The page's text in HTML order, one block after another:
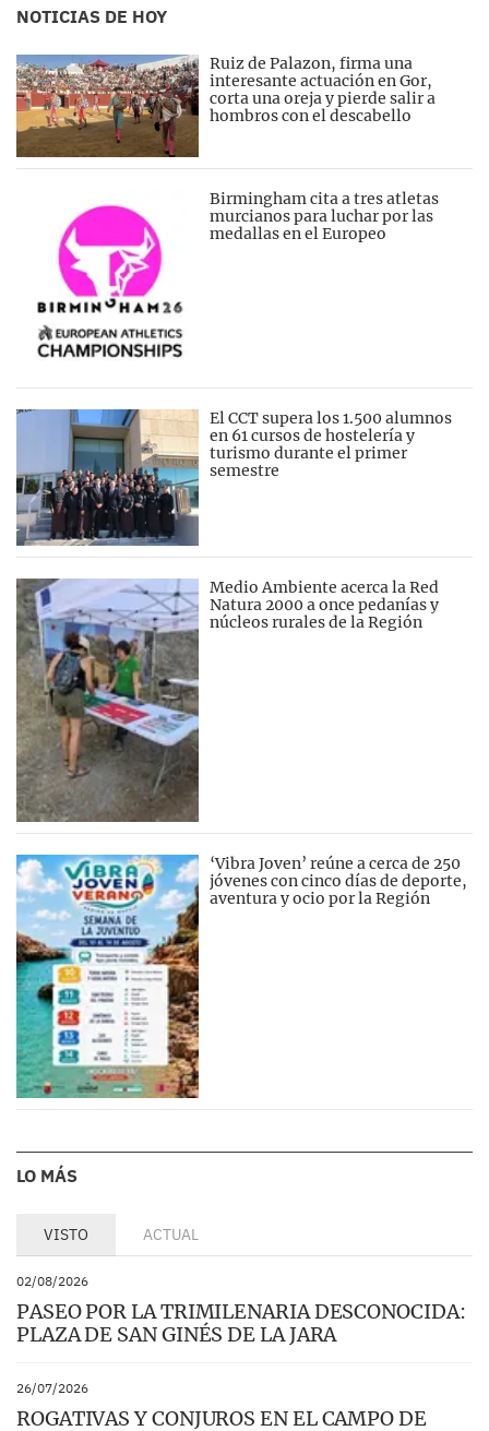
NOTICIAS DE HOY
Ruiz de Palazon, firma una
interesante actuación en Gor,
corta una oreja y pierde salir a
hombros con el descabello
Birmingham cita a tres atletas
murcianos para luchar por las
medallas en el Europeo
El CCT supera los 1.500 alumnos
en 61 cursos de hostelería y
turismo durante el primer
semestre
Medio Ambiente acerca la Red
Natura 2000 a once pedanías y
núcleos rurales de la Región
‘Vibra Joven’ reúne a cerca de 250
jóvenes con cinco días de deporte,
aventura y ocio por la Región
LO MÁS
VISTO ACTUAL
02/08/2026
PASEO POR LA TRIMILENARIA DESCONOCIDA:
PLAZA DE SAN GINÉS DE LA JARA
26/07/2026
ROGATIVAS Y CONJUROS EN EL CAMPO DE